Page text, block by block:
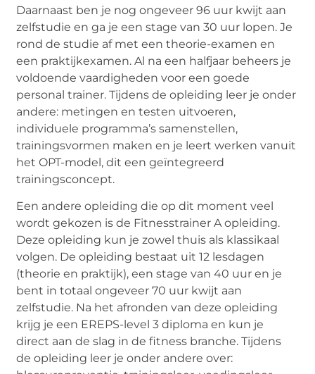
Daarnaast ben je nog ongeveer 96 uur kwijt aan
zelfstudie en ga je een stage van 30 uur lopen. Je
rond de studie af met een theorie-examen en
een praktijkexamen. Al na een halfjaar beheers je
voldoende vaardigheden voor een goede
personal trainer. Tijdens de opleiding leer je onder
andere: metingen en testen uitvoeren,
individuele programma’s samenstellen,
trainingsvormen maken en je leert werken vanuit
het OPT-model, dit een geïntegreerd
trainingsconcept.
Een andere opleiding die op dit moment veel
wordt gekozen is de Fitnesstrainer A opleiding.
Deze opleiding kun je zowel thuis als klassikaal
volgen. De opleiding bestaat uit 12 lesdagen
(theorie en praktijk), een stage van 40 uur en je
bent in totaal ongeveer 70 uur kwijt aan
zelfstudie. Na het afronden van deze opleiding
krijg je een EREPS-level 3 diploma en kun je
direct aan de slag in de fitness branche. Tijdens
de opleiding leer je onder andere over: